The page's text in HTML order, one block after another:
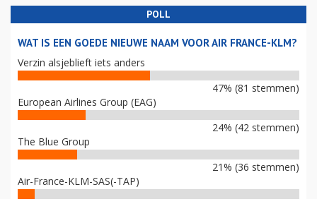
POLL
WAT IS EEN GOEDE NIEUWE NAAM VOOR AIR FRANCE-KLM?
Verzin alsjeblieft iets anders
47% (81 stemmen)
European Airlines Group (EAG)
24% (42 stemmen)
The Blue Group
21% (36 stemmen)
Air-France-KLM-SAS(-TAP)